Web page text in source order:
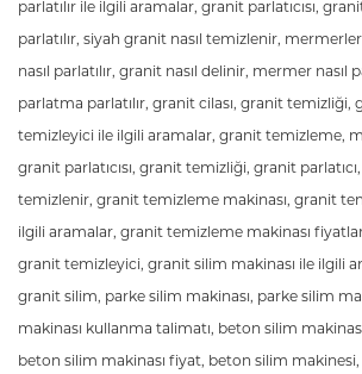
parlatılır ile ilgili aramalar, granit parlatıcısı,
parlatılır, siyah granit nasıl temizlenir, mermerler
nasıl parlatılır, granit nasıl delinir, mermer nasıl
parlatma parlatılır, granit cilası, granit temizliği,
temizleyici ile ilgili aramalar, granit temizleme,
granit parlatıcısı, granit temizliği, granit parlatıcı,
temizlenir, granit temizleme makinası, granit
ilgili aramalar, granit temizleme makinası
granit temizleyici, granit silim makinası ile ilgili
granit silim, parke silim makinası, parke silim
makinası kullanma talimatı, beton silim
beton silim makinası fiyat, beton silim makinesi,